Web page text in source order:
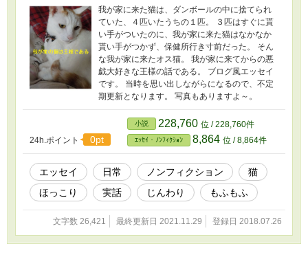
我が家に来た猫は、ダンボールの中に捨てられ
ていた、４匹いたうちの１匹。 ３匹はすぐに貰
い手がついたのに、我が家に来た猫はなかなか
貰い手がつかず、保健所行き寸前だった。 そん
な我が家に来たオス猫。 我が家に来てからの悪
戯大好きな王様の話である。 ブログ風エッセイ
です。 当時を思い出しながらになるので、不定
期更新となります。 写真もありますよ～。
24h.ポイント 0pt
小説 228,760 位 / 228,760件
ｴｯｾｲ・ﾉﾝﾌｨｸｼｮﾝ 8,864 位 / 8,864件
エッセイ 日常 ノンフィクション
猫
ほっこり
実話 じんわり もふもふ
文字数 26,421 最終更新日 2021.11.29 登録日 2018.07.26